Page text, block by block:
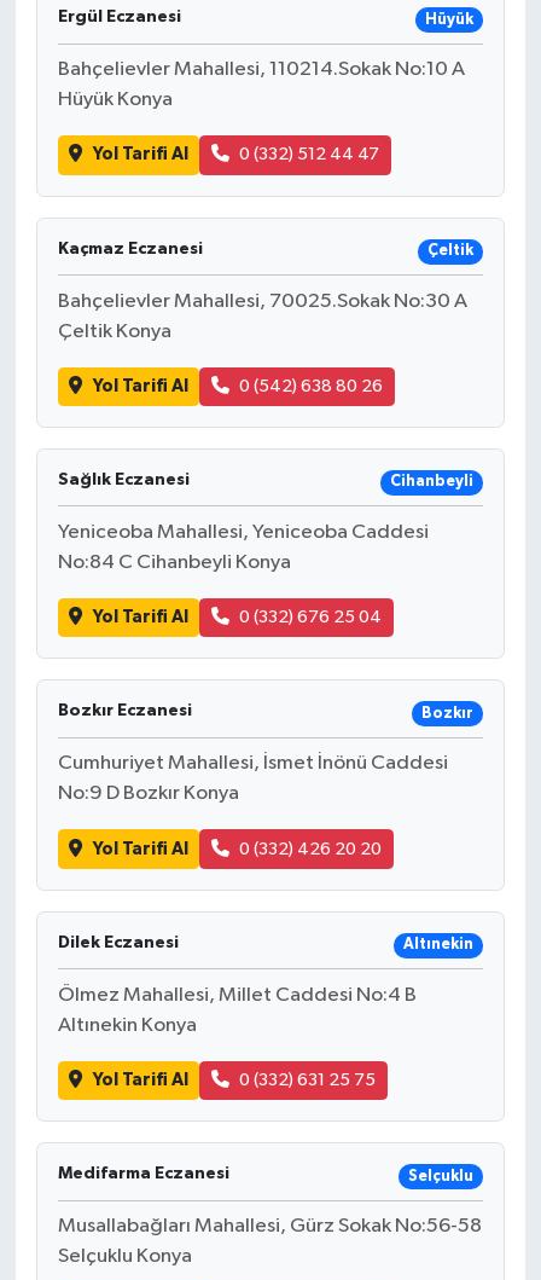
Ergül Eczanesi Hüyük
Bahçelievler Mahallesi, 110214.Sokak No:10 A
Hüyük Konya
Yol Tarifi Al 0 (332) 512 44 47
Kaçmaz Eczanesi Çeltik
Bahçelievler Mahallesi, 70025.Sokak No:30 A
Çeltik Konya
Yol Tarifi Al 0 (542) 638 80 26
Sağlık Eczanesi Cihanbeyli
Yeniceoba Mahallesi, Yeniceoba Caddesi
No:84 C Cihanbeyli Konya
Yol Tarifi Al 0 (332) 676 25 04
Bozkır Eczanesi Bozkır
Cumhuriyet Mahallesi, İsmet İnönü Caddesi
No:9 D Bozkır Konya
Yol Tarifi Al 0 (332) 426 20 20
Dilek Eczanesi Altınekin
Ölmez Mahallesi, Millet Caddesi No:4 B
Altınekin Konya
Yol Tarifi Al 0 (332) 631 25 75
Medifarma Eczanesi Selçuklu
Musallabağları Mahallesi, Gürz Sokak No:56-58
Selçuklu Konya